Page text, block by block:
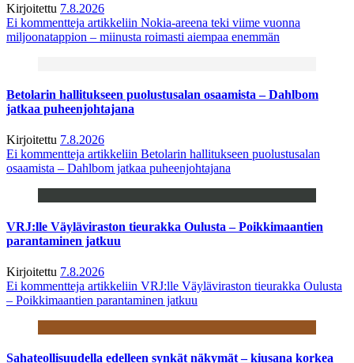
Kirjoitettu 7.8.2026
Ei kommentteja artikkeliin Nokia-areena teki viime vuonna
miljoonatappion – miinusta roimasti aiempaa enemmän
Betolarin hallitukseen puolustusalan osaamista – Dahlbom
jatkaa puheenjohtajana
Kirjoitettu 7.8.2026
Ei kommentteja artikkeliin Betolarin hallitukseen puolustusalan
osaamista – Dahlbom jatkaa puheenjohtajana
VRJ:lle Väyläviraston tieurakka Oulusta – Poikkimaantien
parantaminen jatkuu
Kirjoitettu 7.8.2026
Ei kommentteja artikkeliin VRJ:lle Väyläviraston tieurakka Oulusta
– Poikkimaantien parantaminen jatkuu
Sahateollisuudella edelleen synkät näkymät – kiusana korkea